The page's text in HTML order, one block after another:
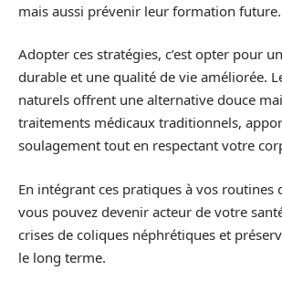
mais aussi prévenir leur formation future.
Adopter ces stratégies, c’est opter pour
durable et une qualité de vie améliorée.
naturels offrent une alternative douce
traitements médicaux traditionnels,
soulagement tout en respectant votre
En intégrant ces pratiques à vos routines
vous pouvez devenir acteur de votre
crises de coliques néphrétiques et
le long terme.